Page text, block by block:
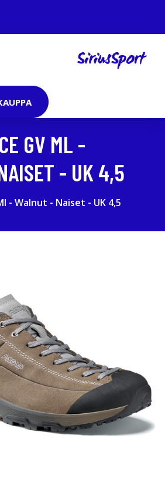
GV ML -
- UK 4,5
- Walnut - Naiset - UK 4,5